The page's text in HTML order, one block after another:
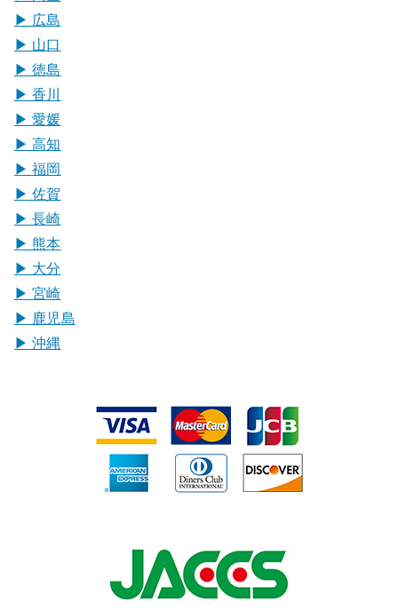
▶︎ 広島
▶︎ 山口
▶︎ 徳島
▶︎ 香川
▶︎ 愛媛
▶︎ 高知
▶︎ 福岡
▶︎ 佐賀
▶︎ 長崎
▶︎ 熊本
▶︎ 大分
▶︎ 宮崎
▶︎ 鹿児島
▶︎ 沖縄